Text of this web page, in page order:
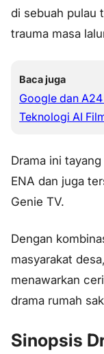
di sebuah pulau
trauma masa
Baca juga
Google dan
Teknologi AI
Drama ini
ENA dan juga
Genie TV.
Dengan
masyarakat
menawarkan
drama rumah
Sinopsis